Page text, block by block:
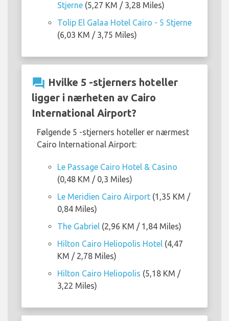
Stjerne (5,27 KM / 3,28 Miles)
Tolip El Galaa Hotel Cairo - 5 Stjerne
(6,03 KM / 3,75 Miles)
question_answer Hvilke 5 -stjerners hoteller
ligger i nærheten av Cairo
International Airport?
Følgende 5 -stjerners hoteller er nærmest
Cairo International Airport:
Le Passage Cairo Hotel & Casino
(0,48 KM / 0,3 Miles)
Le Meridien Cairo Airport (1,35 KM /
0,84 Miles)
The Gabriel (2,96 KM / 1,84 Miles)
Hilton Cairo Heliopolis Hotel (4,47
KM / 2,78 Miles)
Hilton Cairo Heliopolis (5,18 KM /
3,22 Miles)